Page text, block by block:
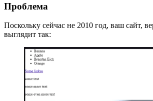
Проблема
Поскольку сейчас не 2010 год, ваш сайт,
выглядит так: